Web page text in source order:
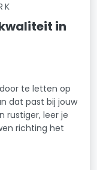
in
te letten op
dat past bij jouw
rustiger, leer je
richting het